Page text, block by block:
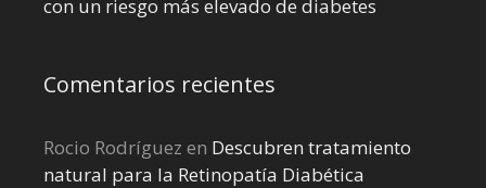
con un riesgo más elevado de diabetes
Comentarios recientes
Rocio Rodríguez en Descubren tratamiento
natural para la Retinopatía Diabética